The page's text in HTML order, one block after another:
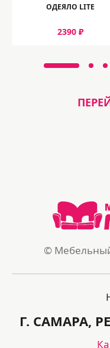
ОДЕЯЛО LITE
2390 ₽
©
Г. САМАРА,